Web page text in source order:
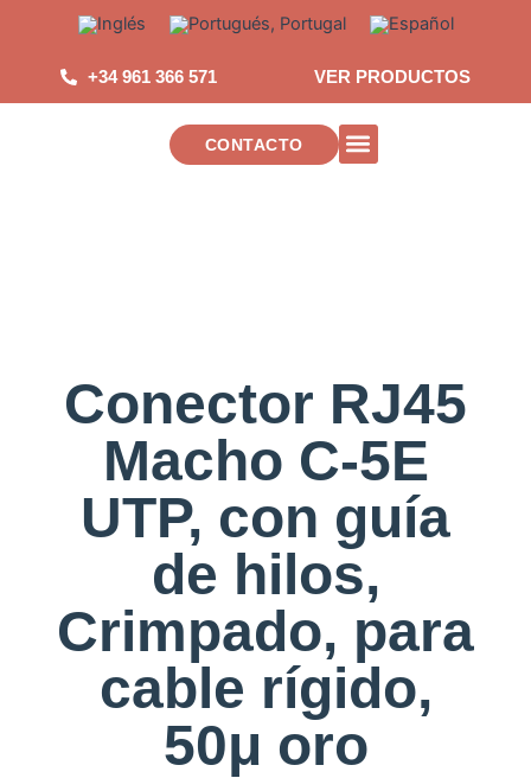
contenido
+34 961 366 571 VER PRODUCTOS
CONTACTO
Conector RJ45
Macho C-5E
UTP, con guía
de hilos,
Crimpado, para
cable rígido,
50μ oro